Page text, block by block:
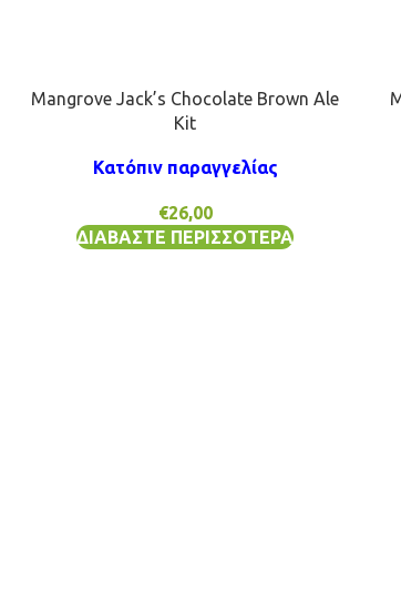
Mangrove Jack’s Chocolate Brown Ale
Kit
Κατόπιν παραγγελίας
€26,00
ΔΙΑΒΆΣΤΕ ΠΕΡΙΣΣΌΤΕΡΑ